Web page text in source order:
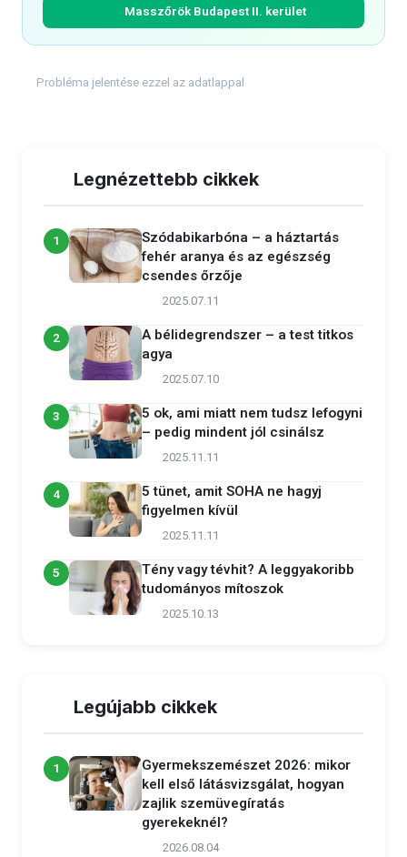
Masszőrök Budapest II. kerület
Probléma jelentése ezzel az adatlappal
Legnézettebb cikkek
1
Szódabikarbóna – a háztartás
fehér aranya és az egészség
csendes őrzője
2025.07.11
2
A bélidegrendszer – a test titkos
agya
2025.07.10
3
5 ok, ami miatt nem tudsz lefogyni
– pedig mindent jól csinálsz
2025.11.11
4
5 tünet, amit SOHA ne hagyj
figyelmen kívül
2025.11.11
5
Tény vagy tévhit? A leggyakoribb
tudományos mítoszok
2025.10.13
Legújabb cikkek
1
Gyermekszemészet 2026: mikor
kell első látásvizsgálat, hogyan
zajlik szemüvegíratás
gyerekeknél?
2026.08.04